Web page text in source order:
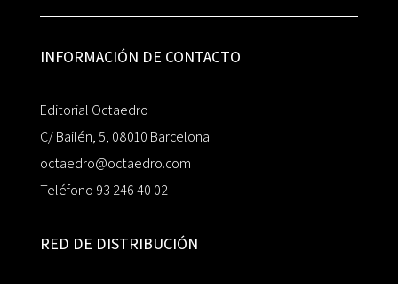
INFORMACIÓN DE CONTACTO
Editorial Octaedro
C/ Bailén, 5, 08010 Barcelona
octaedro@octaedro.com
Teléfono 93 246 40 02
RED DE DISTRIBUCIÓN